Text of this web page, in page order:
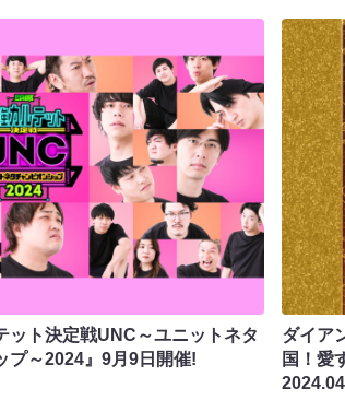
ット決定戦UNC～ユニットネタ
プ～2024』9月9日開催!
ダイア
国！愛